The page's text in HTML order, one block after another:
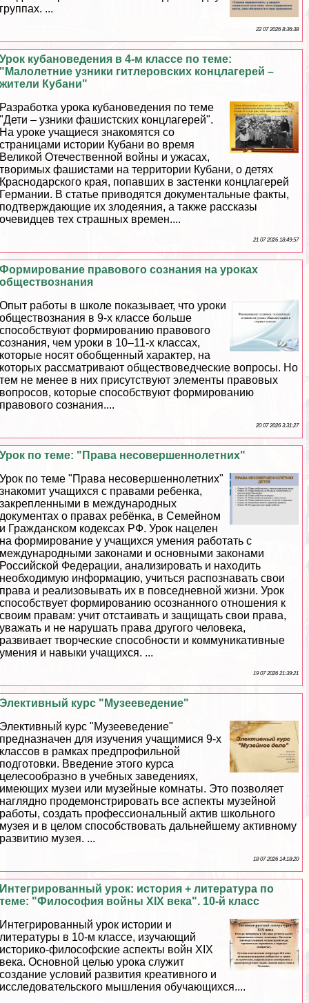
группах. ...
22 07 2026 8:36:38
Урок кубановедения в 4-м классе по теме:
"Малолетние узники гитлеровских концлагерей –
жители Кубани"
Разработка урока кубановедения по теме
"Дети – узники фашистских концлагерей".
На уроке учащиеся знакомятся со
страницами истории Кубани во время
Великой Отечественной войны и ужасах,
творимых фашистами на территории Кубани, о детях
Краснодарского края, попавших в застенки концлагерей
Германии. В статье приводятся документальные факты,
подтверждающие их злодеяния, а также рассказы
очевидцев тех страшных времен....
21 07 2026 18:49:57
Формирование правового сознания на уроках
обществознания
Опыт работы в школе показывает, что уроки
обществознания в 9-х классе больше
способствуют формированию правового
сознания, чем уроки в 10–11-х классах,
которые носят обобщенный хаpaктер, на
которых рассматривают обществоведческие вопросы. Но
тем не менее в них присутствуют элементы правовых
вопросов, которые способствуют формированию
правового сознания....
20 07 2026 3:31:27
Урок по теме: "Права несовершеннолетних"
Урок по теме "Права несовершеннолетних"
знакомит учащихся с правами ребенка,
закрепленными в международных
документах о правах ребёнка, в Семейном
и Гражданском кодексах РФ. Урок нацелен
на формирование у учащихся умения работать с
международными законами и основными законами
Российской Федерации, анализировать и находить
необходимую информацию, учиться распознавать свои
права и реализовывать их в повседневной жизни. Урок
способствует формированию осознанного отношения к
своим правам: учит отстаивать и защищать свои права,
уважать и не нарушать права другого человека,
развивает творческие способности и коммуникативные
умения и навыки учащихся. ...
19 07 2026 21:39:21
Элективный курс "Музееведение"
Элективный курс "Музееведение"
предназначен для изучения учащимися 9-х
классов в рамках предпрофильной
подготовки. Введение этого курса
целесообразно в учебных заведениях,
имеющих музеи или музейные комнаты. Это позволяет
наглядно продемонстрировать все аспекты музейной
работы, создать профессиональный актив школьного
музея и в целом способствовать дальнейшему активному
развитию музея. ...
18 07 2026 14:18:20
Интегрированный урок: история + литература по
теме: "Философия войны XIX века". 10-й класс
Интегрированный урок истории и
литературы в 10-м классе, изучающий
историко-философские аспекты войн XIX
века. Основной целью урока служит
создание условий развития креативного и
исследовательского мышления обучающихся....